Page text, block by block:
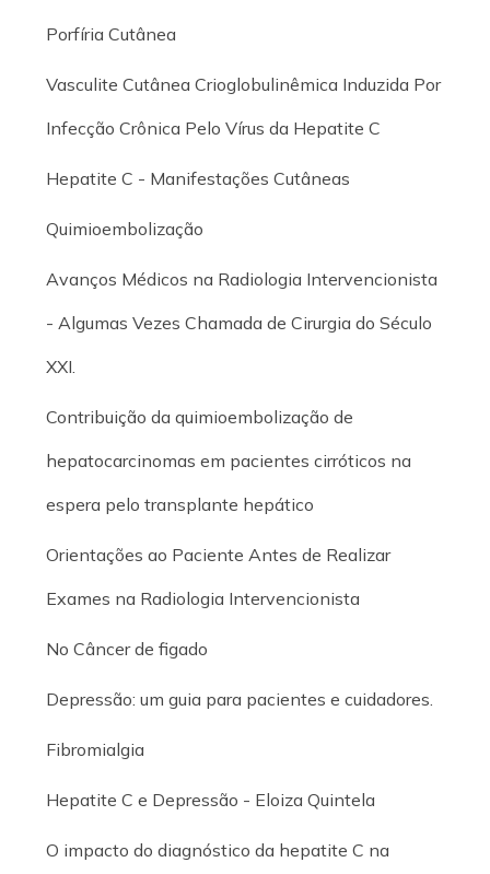
Porfíria Cutânea
Vasculite Cutânea Crioglobulinêmica Induzida Por
Infecção Crônica Pelo Vírus da Hepatite C
Hepatite C - Manifestações Cutâneas
Quimioembolização
Avanços Médicos na Radiologia Intervencionista
- Algumas Vezes Chamada de Cirurgia do Século
XXI.
Contribuição da quimioembolização de
hepatocarcinomas em pacientes cirróticos na
espera pelo transplante hepático
Orientações ao Paciente Antes de Realizar
Exames na Radiologia Intervencionista
No Câncer de figado
Depressão: um guia para pacientes e cuidadores.
Fibromialgia
Hepatite C e Depressão - Eloiza Quintela
O impacto do diagnóstico da hepatite C na